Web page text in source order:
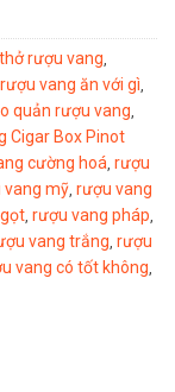
rượu vang,
rượu vang ăn với gì,
quản rượu vang,
Cigar Box Pinot
cường hoá, rượu
vang mỹ, rượu vang
, rượu vang pháp,
vang trắng, rượu
vang có tốt không,